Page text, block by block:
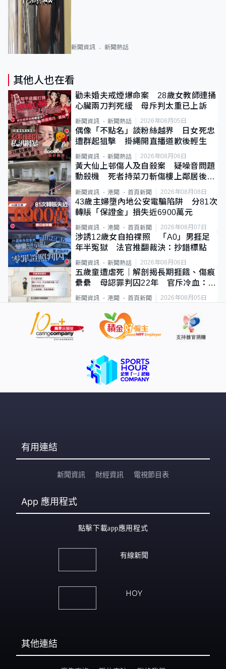
新聞資訊 新聞熱話
其他人也在看
勸未婚夫戒煙爆命案 28歲女教師連捅
心臟兩刀判死緩 母斥判太重已上訴
新聞資訊 新聞熱話 2026年08月05日
偶像「不點名」談粉絲越界 日女死忠
遭群起狙擊 掛繩開直播道歉後輕生
新聞資訊 新聞熱話 2026年08月06日
黃大仙上邨傷人及自殺案 疑噪音問題
動殺機 死者持菜刀斬傷樓上鄰居後墮
新聞資訊 港聞 首頁新聞 2026年08月08日
43歲主婦墮內地公安電騙陷阱 分81次
轉賬「保證金」損失近6900萬元
新聞資訊 港聞 首頁新聞 2026年08月07日
涉誘12歲女自拍祼照 「A0」男捱足
年半冤獄 法官推翻裁決：抄錯標點
新聞資訊 新聞熱話 2026年08月06日
五歲童遭虐死｜解剖揭長期捱餓、傷痕
纍纍 母認罪判囚22年 官斥冷血：同
類案最惡劣
新聞資訊 港聞 首頁新聞 2026年08月05日
有用連結
新聞資訊 財經資訊 電視節目表
App 應用程式
點擊下載app應用程式
有線新聞
HOY
其他連結